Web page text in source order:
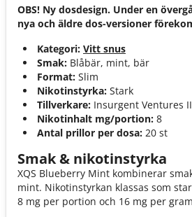
OBS! Ny dosdesign. Under en
nya och äldre dos-versioner
Kategori: Vitt snus
Smak: Blåbär, mint, bär
Format: Slim
Nikotinstyrka: Stark
Tillverkare: Insurgent Ventures II
Nikotinhalt mg/portion: 8
Antal prillor per dosa: 20 st
Smak & nikotinstyrka
XQS Blueberry Mint kombinerar
mint. Nikotinstyrkan klassas som
8 mg per portion och 16 mg per